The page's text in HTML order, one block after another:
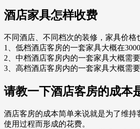
酒店家具怎样收费
不同酒店、不同档次的装修，家具价格
1、低档酒店客房的一套家具大概在3000
2、中档酒店客房内的一套家具大概需要
3、高档酒店客房内的一套家具大概需要
请教一下酒店客房的成本
酒店客房的成本简单来说就是为了维持
使用过程而形成的花费。